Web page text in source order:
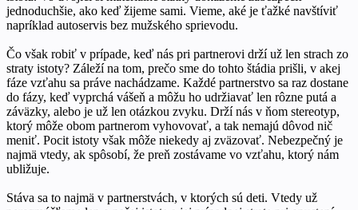
jednoduchšie, ako keď žijeme sami. Vieme, aké je ťažké navštíviť
napríklad autoservis bez mužského sprievodu.
Čo však robiť v prípade, keď nás pri partnerovi drží už len strach zo
straty istoty? Záleží na tom, prečo sme do tohto štádia prišli, v akej
fáze vzťahu sa práve nachádzame. Každé partnerstvo sa raz dostane
do fázy, keď vyprchá vášeň a môžu ho udržiavať len rôzne putá a
záväzky, alebo je už len otázkou zvyku. Drží nás v ňom stereotyp,
ktorý môže obom partnerom vyhovovať, a tak nemajú dôvod nič
meniť. Pocit istoty však môže niekedy aj zväzovať. Nebezpečný je
najmä vtedy, ak spôsobí, že preň zostávame vo vzťahu, ktorý nám
ubližuje.
Stáva sa to najmä v partnerstvách, v ktorých sú deti. Vtedy už